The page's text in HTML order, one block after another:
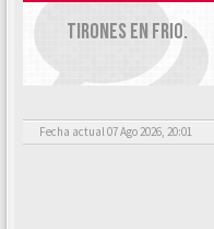
TIRONES EN FRIO.
Fecha actual 07 Ago 2026, 20:01